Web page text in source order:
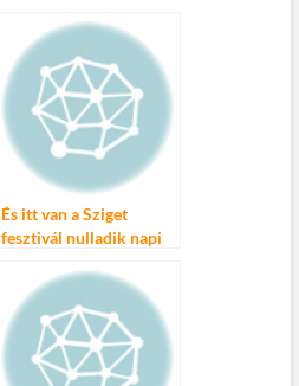
es m
e
g
És itt van a Sziget
fesztivál nulladik napi